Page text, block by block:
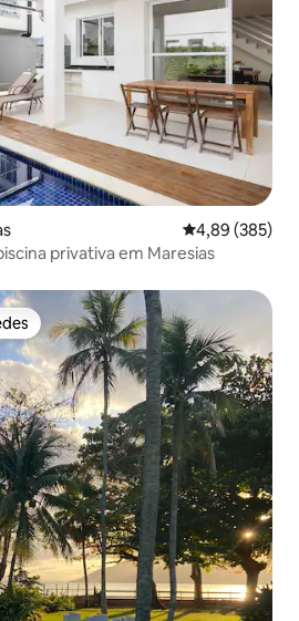
4,89 de uma
4,89 (385)
privativa em Maresias
dos hóspedes